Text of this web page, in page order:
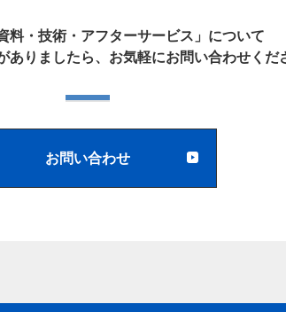
料・技術・アフターサービス」について
ありましたら、お気軽にお問い合わせくだ
お問い合わせ